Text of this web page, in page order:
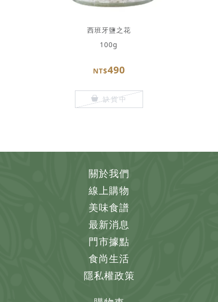
西班牙鹽之花
100g
NT$490
缺貨中
關於我們
線上購物
美味食譜
最新消息
門市據點
食尚生活
隱私權政策